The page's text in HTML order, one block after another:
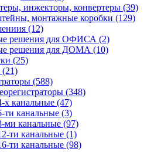
инжекторы, конвертеры (39)
монтажные коробки (129)
(12)
решения для ОФИСА (2)
решения для ДОМА (10)
(25)
(21)
(588)
(348)
х канальные (47)
ти канальные (3)
ми канальные (97)
ти канальные (1)
ти канальные (98)